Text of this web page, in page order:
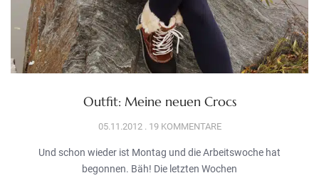
Outfit: Meine neuen Crocs
05.11.2012 19 KOMMENTARE
Und schon wieder ist Montag und die Arbeitswoche hat
begonnen. Bäh! Die letzten Wochen